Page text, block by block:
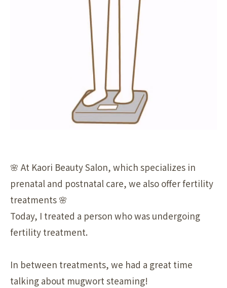
🌸 At Kaori Beauty Salon, which specializes in
prenatal and postnatal care, we also offer fertility
treatments 🌸
Today, I treated a person who was undergoing
fertility treatment.
In between treatments, we had a great time
talking about mugwort steaming!